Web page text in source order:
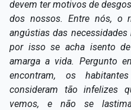
devem ter motivos de
dos nossos. Entre nós, o
angústias das
por isso se acha isento
amarga a vida. Pergunto
encontram, os
consideram tão infelizes
vemos, e não se